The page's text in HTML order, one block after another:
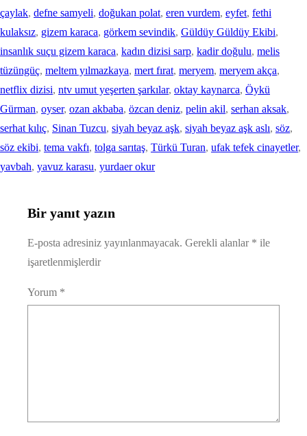
çaylak, defne samyeli, doğukan polat, eren vurdem, eyfet, fethi
kulaksız, gizem karaca, görkem sevindik, Güldüy Güldüy Ekibi
insanlık suçu gizem karaca, kadın dizisi sarp, kadir doğulu, melis
tüzüngüç, meltem yılmazkaya, mert fırat, meryem, meryem akça
netflix dizisi, ntv umut yeşerten şarkılar, oktay kaynarca, Öykü
Gürman, oyser, ozan akbaba, özcan deniz, pelin akil, serhan aksak
serhat kılıç, Sinan Tuzcu, siyah beyaz aşk, siyah beyaz aşk aslı, söz
söz ekibi, tema vakfı, tolga sarıtaş, Türkü Turan, ufak tefek cinayetler
yavbah, yavuz karasu, yurdaer okur
Bir yanıt yazın
E-posta adresiniz yayınlanmayacak. Gerekli alanlar * ile
işaretlenmişlerdir
Yorum *